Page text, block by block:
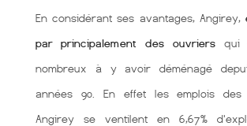
En considérant ses avantages, Angirey,
par principalement des ouvriers qui
nombreux à y avoir déménagé
années 90. En effet les emplois des
Angirey se ventilent en 6,67%